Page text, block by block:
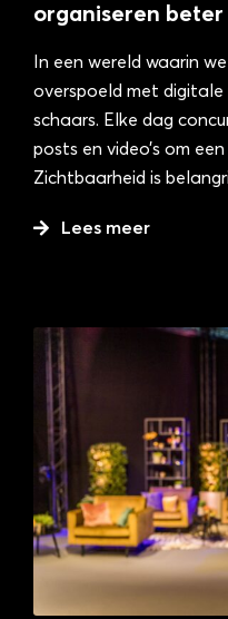
organiseren
In een wereld waarin
overspoeld met digitale
schaars. Elke dag
posts en video’s om
Zichtbaarheid is
Lees meer